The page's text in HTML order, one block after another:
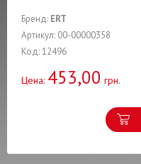
Бренд: ERT
Артикул: 00-00000358
Код: 12496
Цена: 453,00 грн.